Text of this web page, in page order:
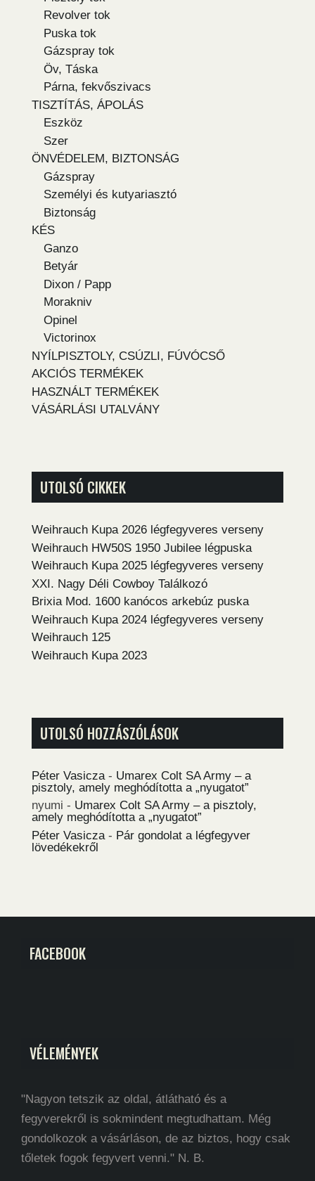
Revolver tok
Puska tok
Gázspray tok
Öv, Táska
Párna, fekvőszivacs
TISZTÍTÁS, ÁPOLÁS
Eszköz
Szer
ÖNVÉDELEM, BIZTONSÁG
Gázspray
Személyi és kutyariasztó
Biztonság
KÉS
Ganzo
Betyár
Dixon / Papp
Morakniv
Opinel
Victorinox
NYÍLPISZTOLY, CSÚZLI, FÚVÓCSŐ
AKCIÓS TERMÉKEK
HASZNÁLT TERMÉKEK
VÁSÁRLÁSI UTALVÁNY
UTOLSÓ CIKKEK
Weihrauch Kupa 2026 légfegyveres verseny
Weihrauch HW50S 1950 Jubilee légpuska
Weihrauch Kupa 2025 légfegyveres verseny
XXI. Nagy Déli Cowboy Találkozó
Brixia Mod. 1600 kanócos arkebúz puska
Weihrauch Kupa 2024 légfegyveres verseny
Weihrauch 125
Weihrauch Kupa 2023
UTOLSÓ HOZZÁSZÓLÁSOK
Péter Vasicza - Umarex Colt SA Army – a
pisztoly, amely meghódította a „nyugatot”
nyumi - Umarex Colt SA Army – a pisztoly,
amely meghódította a „nyugatot”
Péter Vasicza - Pár gondolat a légfegyver
lövedékekről
FACEBOOK
VÉLEMÉNYEK
"Nagyon tetszik az oldal, átlátható és a
fegyverekről is sokmindent megtudhattam. Még
gondolkozok a vásárláson, de az biztos, hogy csak
tőletek fogok fegyvert venni." N. B.